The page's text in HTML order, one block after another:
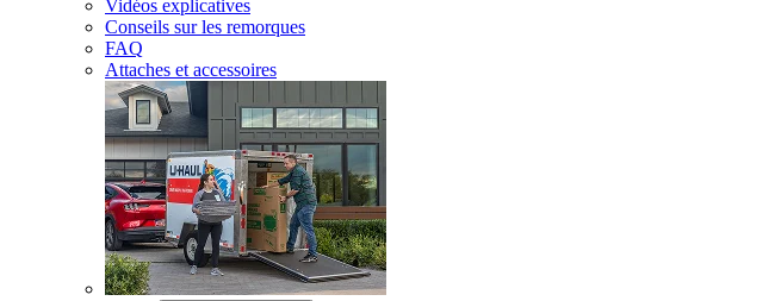
Vidéos explicatives
Conseils sur les remorques
FAQ
Attaches et accessoires